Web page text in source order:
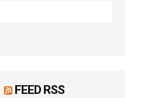
FEED RSS